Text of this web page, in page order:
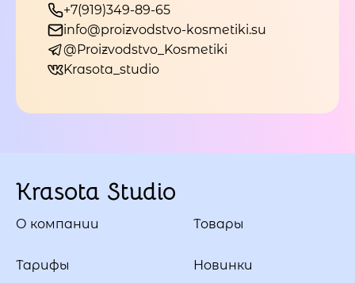
+7(919)349-89-65
info@proizvodstvo-kosmetiki.su
@Proizvodstvo_Kosmetiki
Krasota_studio
Krasota Studio
О компании Товары
Тарифы Новинки